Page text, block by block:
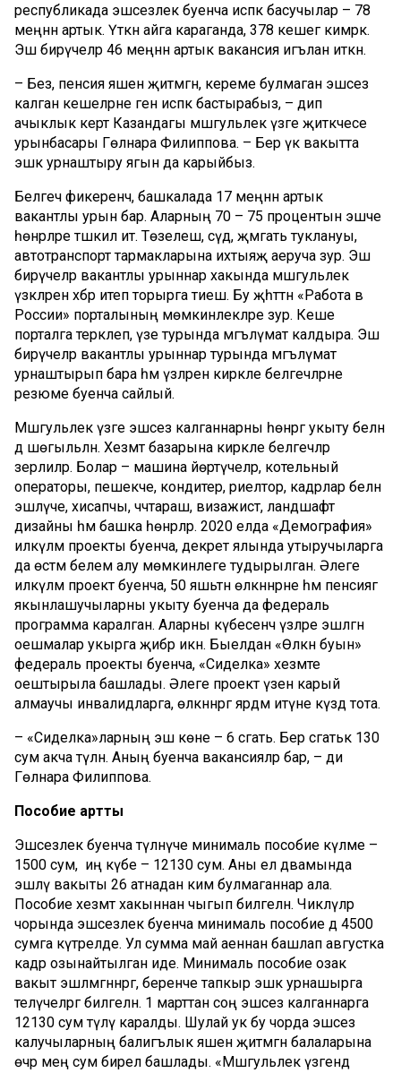
республикада эшсезлек буенча исәпкә басучылар – 78
меңнән артык. Үткән айга караганда, 378 кешегә кимрәк.
Эш бирүчеләр 46 меңнән артык вакансия игълан иткән.
– Без, пенсия яшенә җитмәгән, кереме булмаган эшсез
калган кешеләрне генә исәпкә бастырабыз, – дип
ачыклык кертә Казандагы мәшгульлек үзәге җитәкчесе
урынбасары Гөлнара Филиппова. – Бер үк вакытта
эшкә урнаштыру ягын да карыйбыз.
Белгеч фикеренчә, башкалада 17 меңнән артык
вакантлы урын бар. Аларның 70 – 75 процентын эшче
һөнәрләре тәшкил итә. Төзелеш, сәүдә, җәмәгать туклануы,
автотранспорт тармакларына ихтыяҗ аеруча зур. Эш
бирүчеләр вакантлы урыннар хакында мәшгульлек
үзәкләренә хәбәр итеп торырга тиеш. Бу җәһәттән «Работа в
России» порталының мөмкинлекләре зур. Кеше
порталга теркәлеп, үзе турында мәгълүмат калдыра. Эш
бирүчеләр вакантлы урыннар турында мәгълүмат
урнаштырып бара һәм үзләренә кирәкле белгечләрне
резюме буенча сайлый.
Мәшгульлек үзәге эшсез калганнарны һөнәргә укыту белән
дә шөгыльләнә. Хезмәт базарына кирәкле белгечләр
әзерлиләр. Болар – машина йөртүчеләр, котельный
операторы, пешекче, кондитер, риелтор, кадрлар белән
эшләүче, хисапчы, чәчтараш, визажист, ландшафт
дизайны һәм башка һөнәрләр. 2020 елда «Демография»
илкүләм проекты буенча, декрет ялында утыручыларга
да өстәмә белем алу мөмкинлеге тудырылган. Әлеге
илкүләм проект буенча, 50 яшьтән өлкәннәрне һәм пенсиягә
якынлашучыларны укыту буенча да федераль
программа каралган. Аларны күбесенчә үзләре эшләгән
оешмалар укырга җибәрә икән. Быелдан «Өлкән буын»
федераль проекты буенча, «Сиделка» хезмәте
оештырыла башлады. Әлеге проект үзен карый
алмаучы инвалидларга, өлкәннәргә ярдәм итүне күздә тота.
– «Сиделка»ларның эш көне – 6 сәгать. Бер сәгатькә 130
сум акча түләнә. Аның буенча вакансияләр бар, – ди
Гөлнара Филиппова.
Пособие артты
Эшсезлек буенча түләнүче минималь пособие күләме –
1500 сум, ә иң күбе – 12130 сум. Аны ел дәвамында
эшләү вакыты 26 атнадан ким булмаганнар ала.
Пособие хезмәт хакыннан чыгып билгеләнә. Чикләүләр
чорында эшсезлек буенча минималь пособие дә 4500
сумга күтәрелде. Ул сумма май аеннан башлап августка
кадәр озынайтылган иде. Минималь пособие озак
вакыт эшләмәгәннәргә, беренче тапкыр эшкә урнашырга
теләүчеләргә билгеләнә. 1 марттан соң эшсез калганнарга
12130 сум түләү каралды. Шулай ук бу чорда эшсез
калучыларның балигълык яшенә җитмәгән балаларына
өчәр мең сум бирелә башлады. «Мәшгульлек үзәгендә